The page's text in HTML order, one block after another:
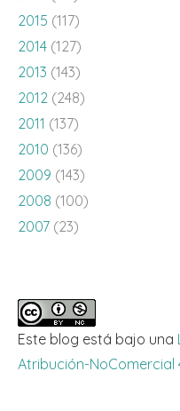
2015 (117)
2014 (127)
2013 (143)
2012 (248)
2011 (137)
2010 (136)
2009 (143)
2008 (100)
2007 (23)
Este blog está bajo una
Atribución-NoComercial